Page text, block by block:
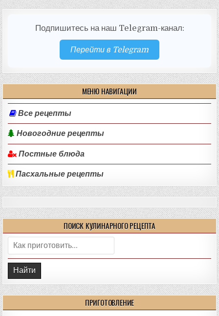
Подпишитесь на наш Telegram-канал:
Перейти в Telegram
МЕНЮ НАВИГАЦИИ
Все рецепты
Новогодние рецепты
Постные блюда
Пасхальные рецепты
ПОИСК КУЛИНАРНОГО РЕЦЕПТА
Поиск:
ПРИГОТОВЛЕНИЕ